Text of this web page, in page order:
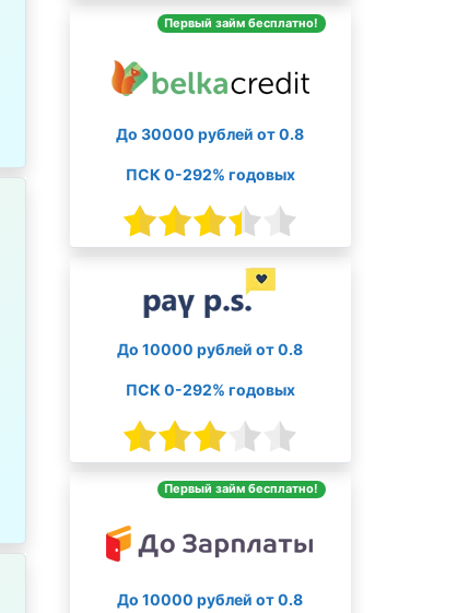
Первый займ бесплатно!
До 30000 рублей от 0.8
ПСК 0-292% годовых
До 10000 рублей от 0.8
ПСК 0-292% годовых
Первый займ бесплатно!
До 10000 рублей от 0.8